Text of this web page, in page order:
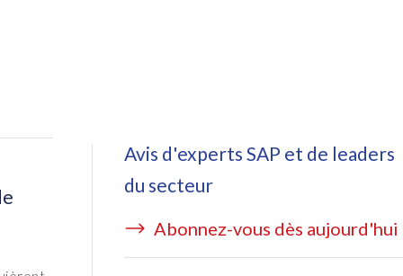
Avis d'experts SAP et de leaders
du secteur
Abonnez-vous dès aujourd'hui